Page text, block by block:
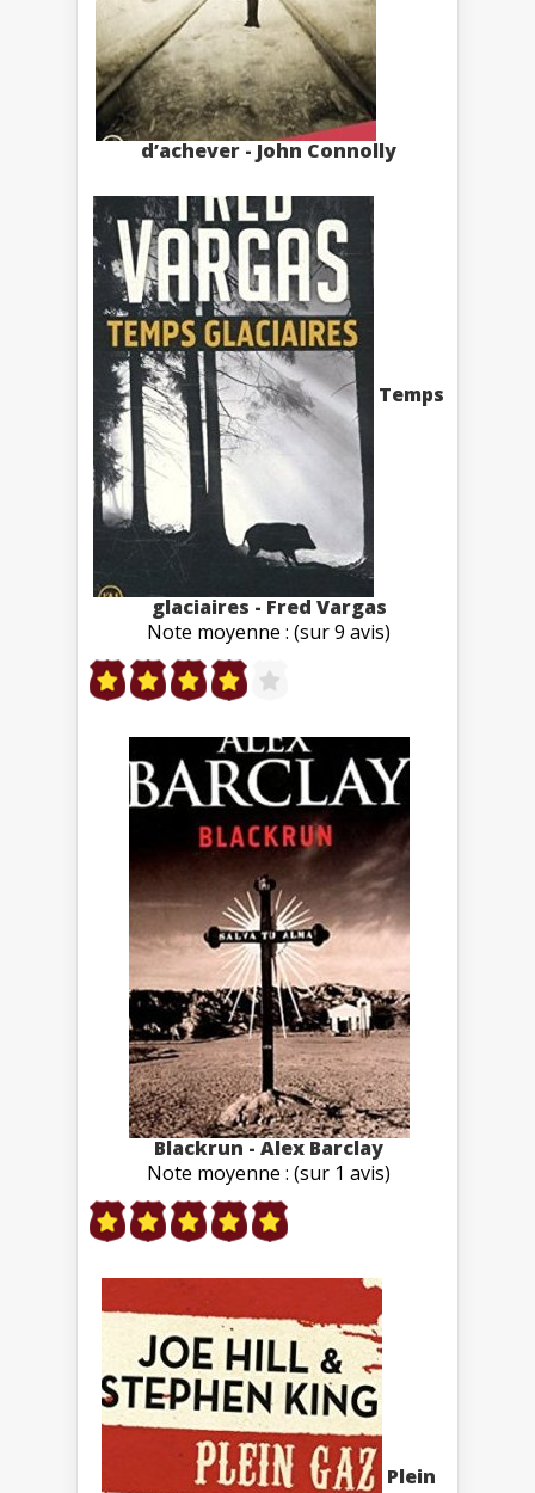
d’achever - John Connolly
Temps
glaciaires - Fred Vargas
Note moyenne : (sur 9 avis)
Blackrun - Alex Barclay
Note moyenne : (sur 1 avis)
Plein